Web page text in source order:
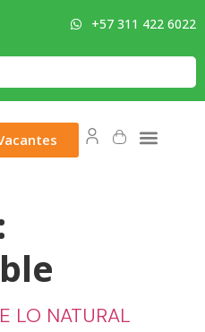
+57 311 422 6022
LO NATURAL